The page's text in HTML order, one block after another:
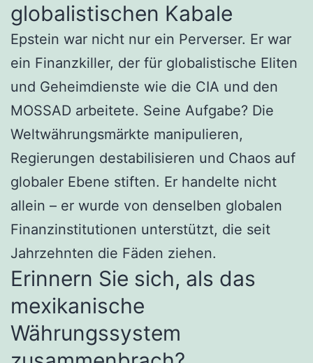
globalistischen Kabale
Epstein war nicht nur ein Perverser. Er war
ein Finanzkiller, der für globalistische Eliten
und Geheimdienste wie die CIA und den
MOSSAD arbeitete. Seine Aufgabe? Die
Weltwährungsmärkte manipulieren,
Regierungen destabilisieren und Chaos auf
globaler Ebene stiften. Er handelte nicht
allein – er wurde von denselben globalen
Finanzinstitutionen unterstützt, die seit
Jahrzehnten die Fäden ziehen.
Erinnern Sie sich, als das
mexikanische
Währungssystem